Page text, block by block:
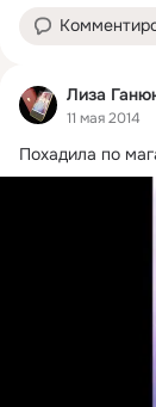
Лиза
11 мая 2014
Похадила по